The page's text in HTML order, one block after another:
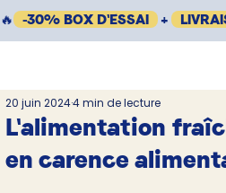
🔥 -30% BOX D'ESSAI +
L'alimentation
en carence
20 juin 20244 min de lecture